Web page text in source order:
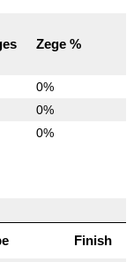
Zege %
0%
0%
0%
Finish